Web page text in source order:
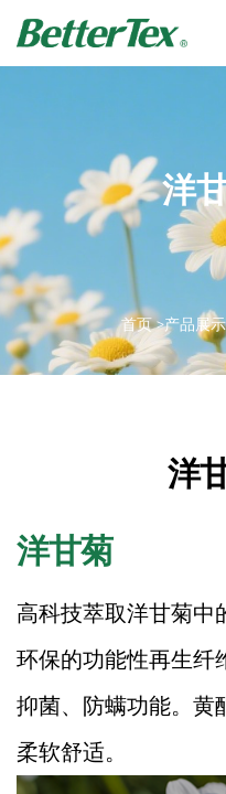
洋
首页 >产品展
洋
洋甘菊
高科技萃取洋甘菊中
环保的功能性再生纤
抑菌、防螨功能。黄
柔软舒适。